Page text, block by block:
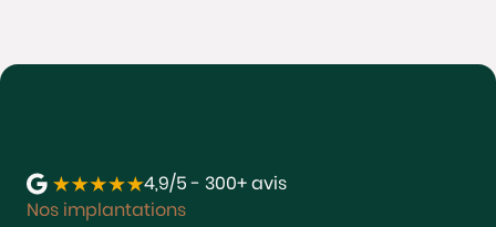
4,9/5 - 300+ avis
Nos implantations